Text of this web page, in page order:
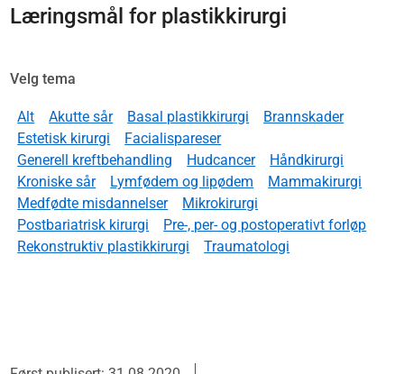
Læringsmål for plastikkirurgi
Velg tema
Alt Akutte sår Basal plastikkirurgi
Brannskader
Estetisk kirurgi
Facialispareser
Generell kreftbehandling
Hudcancer
Håndkirurgi
Kroniske sår
Lymfødem og lipødem
Mammakirurgi
Medfødte misdannelser
Mikrokirurgi
Postbariatrisk kirurgi
Pre-, per- og postoperativt forløp
Rekonstruktiv plastikkirurgi
Traumatologi